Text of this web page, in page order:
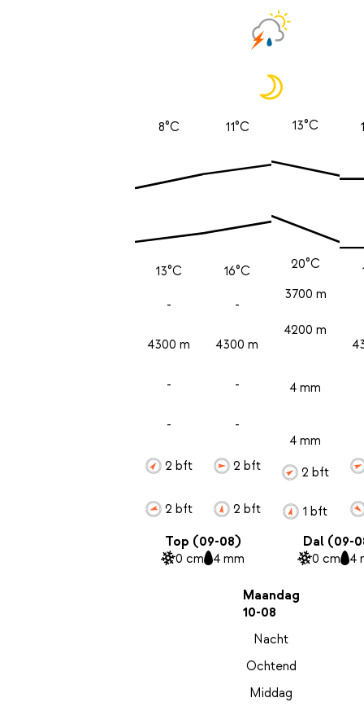
8°C
13°C
-
4300 m
-
-
2 bft
2 bft
11°C
16°C
-
4300 m
-
-
2 bft
2 bft
13°C
20°C
3700 m
4200 m
4 mm
4 mm
2 bft
1 bft
Top (09-08)
0 cm 4 mm
Dal (09-
0 cm 4
Maandag
10-08
Nacht
Ochtend
Middag